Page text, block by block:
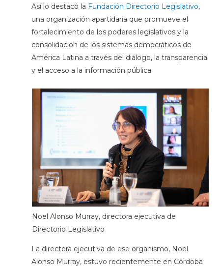
Así lo destacó la Fundación Directorio Legislativo,
una organización apartidaria que promueve el
fortalecimiento de los poderes legislativos y la
consolidación de los sistemas democráticos de
América Latina a través del diálogo, la transparencia
y el acceso a la información pública.
Noel Alonso Murray, directora ejecutiva de
Directorio Legislativo
La directora ejecutiva de ese organismo, Noel
Alonso Murray, estuvo recientemente en Córdoba